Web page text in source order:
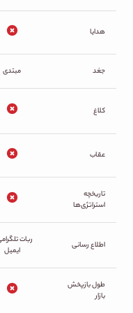
هدایا
جغد مبتدی
کلاغ
عقاب
تاریخچه
استراتژی‌ها
اطلاع رسانی
ربات
ایمیل
طول بازپخش
بازار